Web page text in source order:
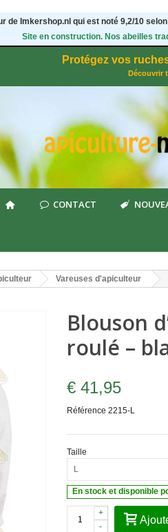
de Imkershop.nl qui est noté 9,2/10
Site en construction. Nos abeilles
Protégez vos
Découvrir
CONTACT
Vareuses d'apiculteur
Blouson
roulé –
€ 41,95
Référence 2215-L
Taille
L
En stock et disponible
-
+